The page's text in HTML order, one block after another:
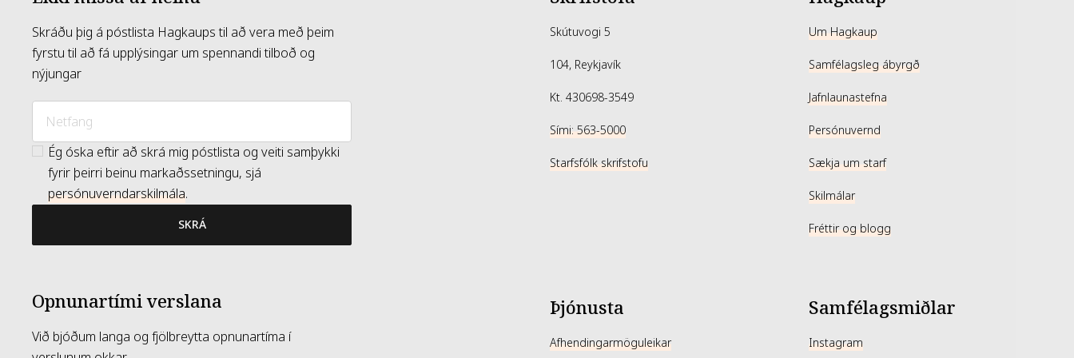
Skráðu þig á póstlista Hagkaups til að vera með þeim
fyrstu til að fá upplýsingar um spennandi tilboð og
nýjungar
Ég óska eftir að skrá mig póstlista og veiti samþykki
fyrir þeirri beinu markaðssetningu, sjá
persónuverndarskilmála.
SKRÁ
Opnunartími verslana
Við bjóðum langa og fjölbreytta opnunartíma í
Skútuvogi 5
104, Reykjavík
Kt. 430698-3549
Sími: 563-5000
Starfsfólk skrifstofu
Um Hagkaup
Samfélagsleg ábyrgð
Jafnlaunastefna
Persónuvernd
Sækja um starf
Skilmálar
Fréttir og blogg
Þjónusta
Afhendingarmöguleikar
Samfélagsmiðlar
Instagram